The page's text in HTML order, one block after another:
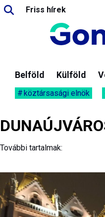
Friss hírek
Belföld Külföld
köztársasági elnök
További tartalmak: